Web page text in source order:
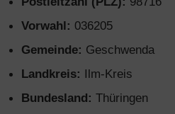
Vorwahl: 036205
Gemeinde: Geschwenda
Landkreis: Ilm-Kreis
Bundesland: Thüringen